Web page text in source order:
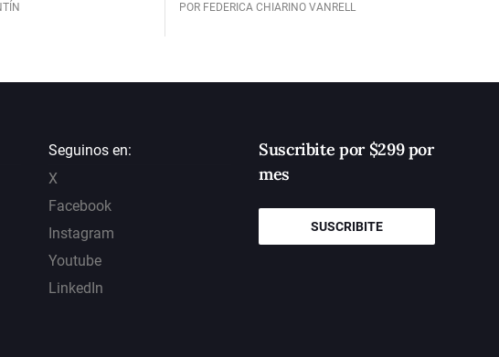
POR FEDERICA CHIARINO VANRELL
Seguinos en:
X
Facebook
Instagram
Youtube
LinkedIn
Suscribite por $299 por
mes
SUSCRIBITE